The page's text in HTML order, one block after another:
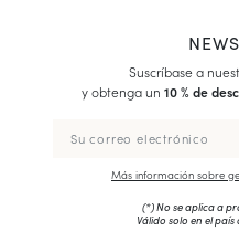
Suscríbase a
y obtenga un 10 % de
Más información sobre
(*) No se aplica a
Válido solo en el